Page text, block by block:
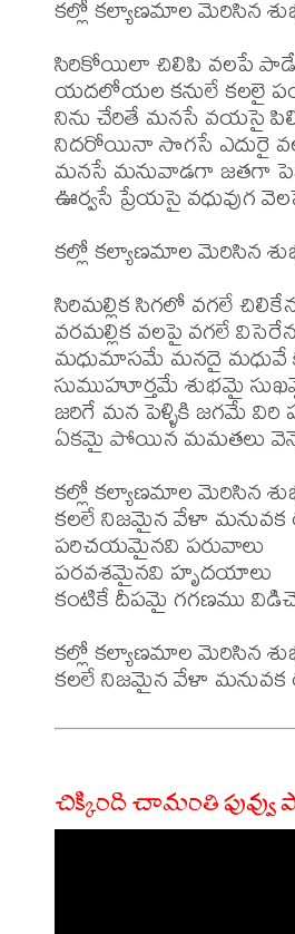
కల్లో కల్యాణమాల మెరిసిన
సిరికోయిలా చిలిపి వలపే
యదలోయల కనులే కలలై
నిను చేరితే మనసే వయసై
నిదరోయినా సొగసే ఎదురై
మనసే మనువాడగా జతగా
ఊర్వసే ప్రేయసై వధువుగ
కల్లో కల్యాణమాల మెరిసిన
సిరిమల్లిక సిగలో వగలే
వరమల్లిక వలపై వగలే
మధుమాసమే మనదై మధువే
సుముహూర్తమే శుభమై
జరిగే మన పెళ్ళికి జగమే విరి
ఏకమై పోయిన మమతలు
కల్లో కల్యాణమాల మెరిసిన
కలలే నిజమైన వేళా మనువక
పరిచయమైనవి పరువాలు
పరవశమైనవి హృదయాలు
కంటికే దీపమై గగణము
కల్లో కల్యాణమాల మెరిసిన
చిక్కింది చామంతి